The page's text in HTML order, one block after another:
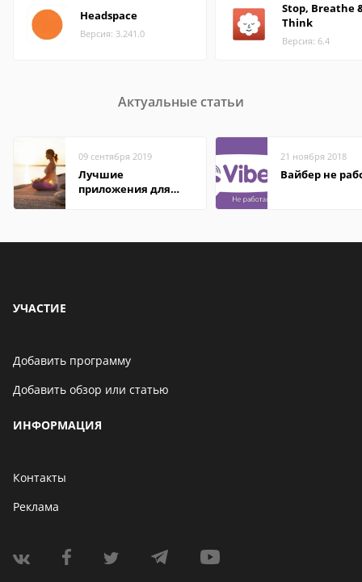
Headspace
Версия: 3.241.0
Stop, Breathe
Think
Версия: 6.4
Актуальные статьи
09 сентября 2019
Лучшие
приложения для
21 ноября 2018
Вайбер не
УЧАСТИЕ
Добавить программу
Добавить обзор или статью
ИНФОРМАЦИЯ
Контакты
Реклама